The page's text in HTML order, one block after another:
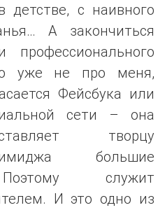
детстве, с наивного
А закончиться
уже не про меня,
Фейсбука или
сети – она
творцу
большие
служит
И это одно из